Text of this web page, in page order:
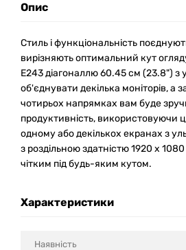
Опис
Стиль і функціональність
вирізняють оптимальний кут
E243 діагоналлю 60.45 см (23.8")
об'єднувати декілька моніторів,
чотирьох напрямках вам буде
продуктивність, використовуючи
одному або декількох екранах з
з роздільною здатністю 1920 x
чітким під будь-яким кутом.
Характеристики
Наявність